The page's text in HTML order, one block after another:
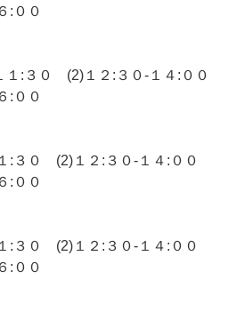
:００
１:３０ (2)１２:３０-１４:００
:００
:３０ (2)１２:３０-１４:００
:００
:３０ (2)１２:３０-１４:００
:００